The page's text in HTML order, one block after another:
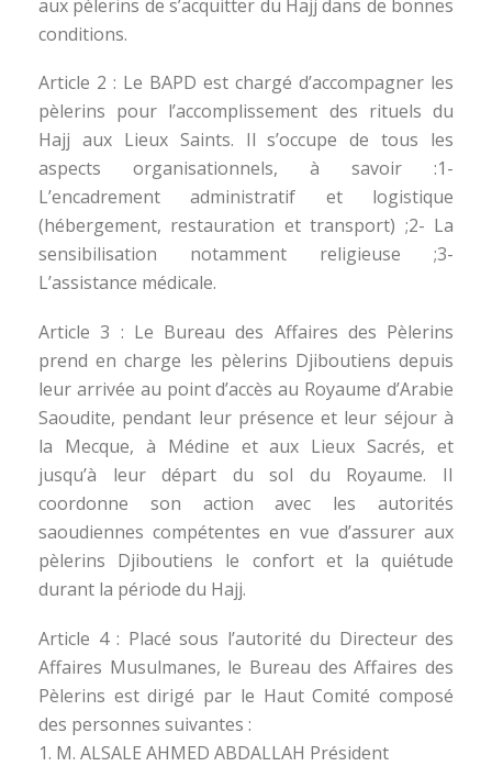
aux pèlerins de s’acquitter du Hajj dans de bonnes
conditions.
Article 2 : Le BAPD est chargé d’accompagner les
pèlerins pour l’accomplissement des rituels du
Hajj aux Lieux Saints. Il s’occupe de tous les
aspects organisationnels, à savoir :1-
L’encadrement administratif et logistique
(hébergement, restauration et transport) ;2- La
sensibilisation notamment religieuse ;3-
L’assistance médicale.
Article 3 : Le Bureau des Affaires des Pèlerins
prend en charge les pèlerins Djiboutiens depuis
leur arrivée au point d’accès au Royaume d’Arabie
Saoudite, pendant leur présence et leur séjour à
la Mecque, à Médine et aux Lieux Sacrés, et
jusqu’à leur départ du sol du Royaume. II
coordonne son action avec les autorités
saoudiennes compétentes en vue d’assurer aux
pèlerins Djiboutiens le confort et la quiétude
durant la période du Hajj.
Article 4 : Placé sous l’autorité du Directeur des
Affaires Musulmanes, le Bureau des Affaires des
Pèlerins est dirigé par le Haut Comité composé
des personnes suivantes :
1. M. ALSALE AHMED ABDALLAH Président